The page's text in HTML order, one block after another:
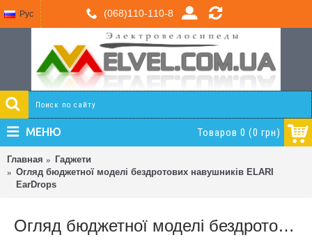
(068)110-110-8
Рус
Товаров 0 (0 грн)
МЕНЮ
Главная
Гаджети
Огляд бюджетної моделі бездротових навушників ELARI
EarDrops
Огляд бюджетної моделі бездротових навушників ELARI EarDrops